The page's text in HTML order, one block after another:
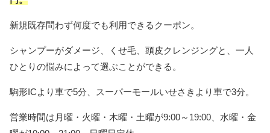
新規既存問わず何度でも利用できるクーポン。
シャンプーがダメージ、くせ毛、頭皮クレンジングと、一人
ひとりの悩みによって選ぶことができる。
駒形ICより車で5分、スーパーモールいせさきより車で3分。
営業時間は月曜・火曜・木曜・土曜が9:00～19:00、水曜・金